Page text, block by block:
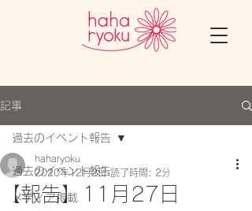
記事
過去のイベント報告
メディア掲載
過去のイベント報告
【報告】11月27日
haharyoku
2020年12月2日 読了時間: 2分